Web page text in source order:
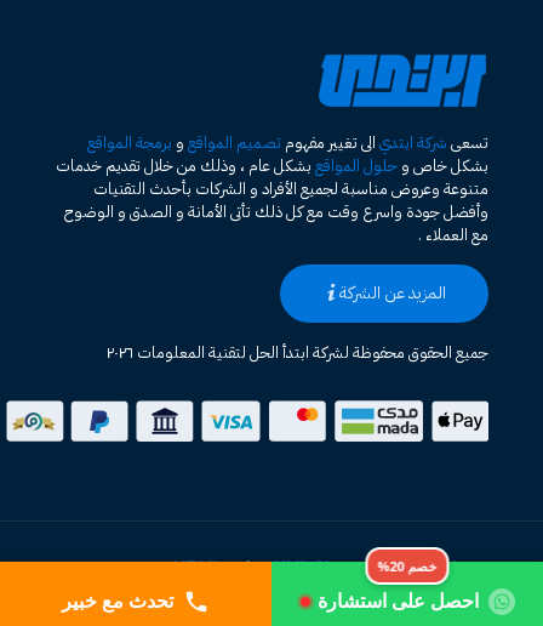
خصم 20%
احصل على استشارة تحدث مع خبير
تسعى شركة ابتدي الى تغيير مفهوم تصميم المواقع و برمجة المواقع
بشكل خاص و حلول المواقع بشكل عام ، وذلك من خلال تقديم خدمات
متنوعة وعروض مناسبة لجميع الأفراد و الشركات بأحدث التقنيات
وأفضل جودة واسرع وقت مع كل ذلك تأتى الأمانة و الصدق و الوضوح
مع العملاء .
المزيد عن الشركة
جميع الحقوق محفوظة لشركة ابتدأ الحل لتقنية المعلومات ٢٠٢٦
خريطة الموقع HTML | XML Sitemap